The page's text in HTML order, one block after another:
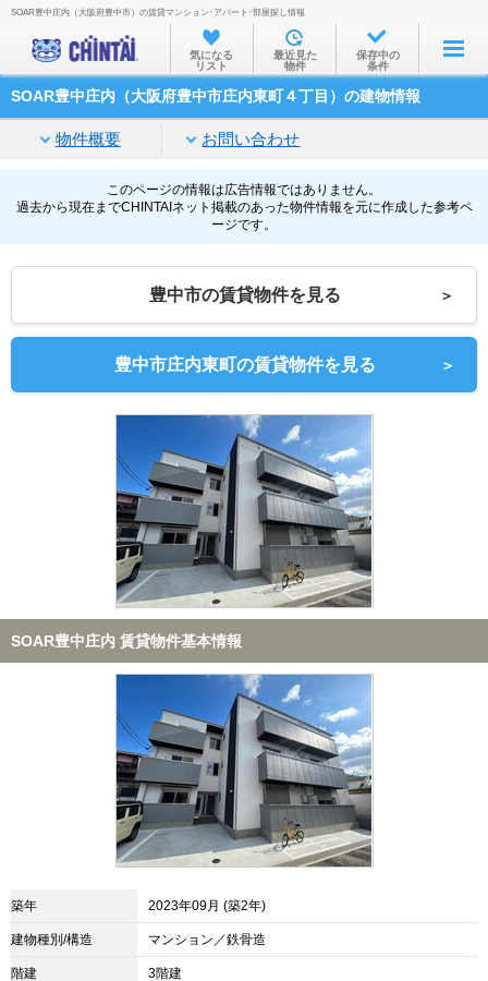
お部屋を探す
沿線・駅から
家賃相場から
通勤通学時間から
物件特集から
不動産会社から
TOP
SOAR豊中庄内（大阪府豊中市）の賃貸マンション･アパート･部屋探し情報
気になる
リスト
最近見た
物件
保存中の
条件
SOAR豊中庄内（大阪府豊中市庄内東町４丁目）の建物情報
物件概要 お問い合わせ
このページの情報は広告情報ではありません。
過去から現在までCHINTAIネット掲載のあった物件情報を元に作成した参考ペ
ージです。
豊中市の賃貸物件を見る ＞
豊中市庄内東町の賃貸物件を見る ＞
SOAR豊中庄内 賃貸物件基本情報
築年 2023年09月 (築2年)
建物種別/構造 マンション／鉄骨造
階建 3階建